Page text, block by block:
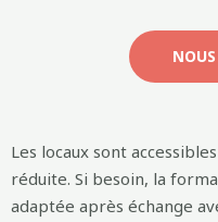
Les locaux sont
réduite. Si besoin, la
adaptée après échange